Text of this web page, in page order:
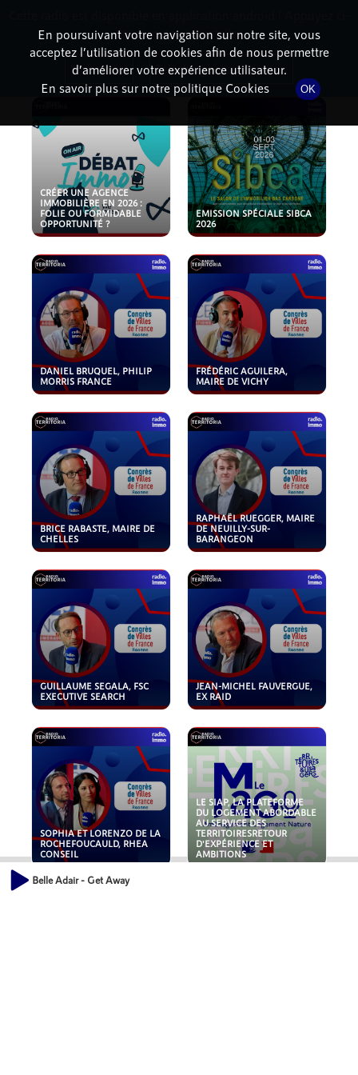
PODCASTS
CRÉER UNE AGENCE
IMMOBILIÈRE EN 2026 :
FOLIE OU FORMIDABLE
OPPORTUNITÉ ?
EMISSION SPÉCIALE SIBCA
2026
DANIEL BRUQUEL, PHILIP
MORRIS FRANCE
FRÉDÉRIC AGUILERA,
MAIRE DE VICHY
BRICE RABASTE, MAIRE DE
CHELLES
RAPHAËL RUEGGER, MAIRE
DE NEUILLY-SUR-
BARANGEON
GUILLAUME SEGALA, FSC
EXECUTIVE SEARCH
JEAN-MICHEL FAUVERGUE,
EX RAID
SOPHIA ET LORENZO DE LA
ROCHEFOUCAULD, RHEA
CONSEIL
LE SIAP, LA PLATEFORME
DU LOGEMENT ABORDABLE
AU SERVICE DES
TERRITOIRESRETOUR
D'EXPÉRIENCE ET
AMBITIONS
Belle Adair - Get Away
En poursuivant votre navigation sur notre site, vous
acceptez l’utilisation de cookies afin de nous permettre
d’améliorer votre expérience utilisateur.
En savoir plus sur notre politique Cookies
OK
dessous pour l'installer.
Non merci Télécharger l'application